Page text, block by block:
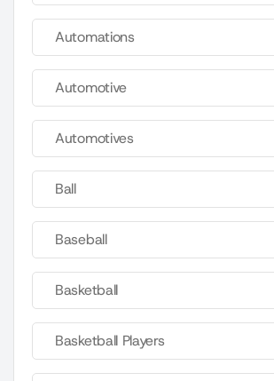
Automations
Automotive
Automotives
Ball
Baseball
Basketball
Basketball Players